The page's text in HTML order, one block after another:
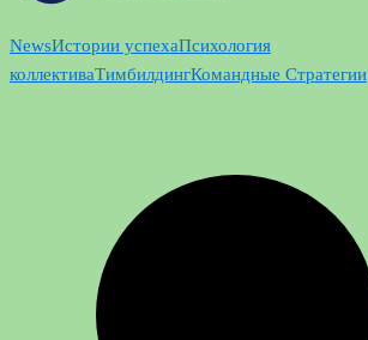
NewsИстории успехаПсихология
коллективаТимбилдингКомандные Стратегии